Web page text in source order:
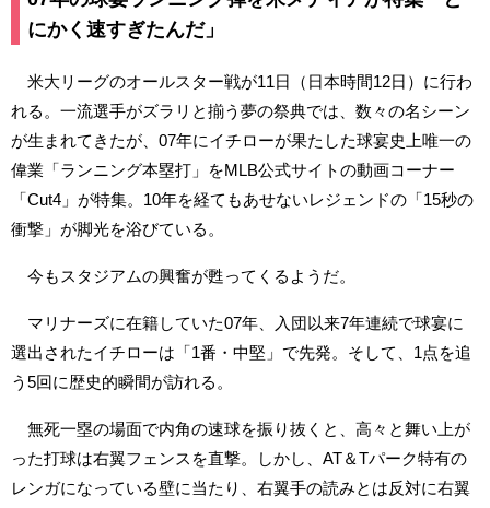
にかく速すぎたんだ」
米大リーグのオールスター戦が11日（日本時間12日）に行わ
れる。一流選手がズラリと揃う夢の祭典では、数々の名シーン
が生まれてきたが、07年にイチローが果たした球宴史上唯一の
偉業「ランニング本塁打」をMLB公式サイトの動画コーナー
「Cut4」が特集。10年を経てもあせないレジェンドの「15秒の
衝撃」が脚光を浴びている。
今もスタジアムの興奮が甦ってくるようだ。
マリナーズに在籍していた07年、入団以来7年連続で球宴に
選出されたイチローは「1番・中堅」で先発。そして、1点を追
う5回に歴史的瞬間が訪れる。
無死一塁の場面で内角の速球を振り抜くと、高々と舞い上が
った打球は右翼フェンスを直撃。しかし、AT＆Tパーク特有の
レンガになっている壁に当たり、右翼手の読みとは反対に右翼